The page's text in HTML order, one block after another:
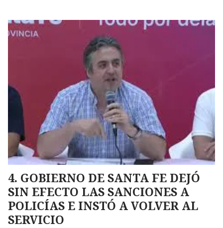
GOBIERNO DE SANTA FE DEJÓ
SIN EFECTO LAS SANCIONES A
POLICÍAS E INSTÓ A VOLVER AL
SERVICIO